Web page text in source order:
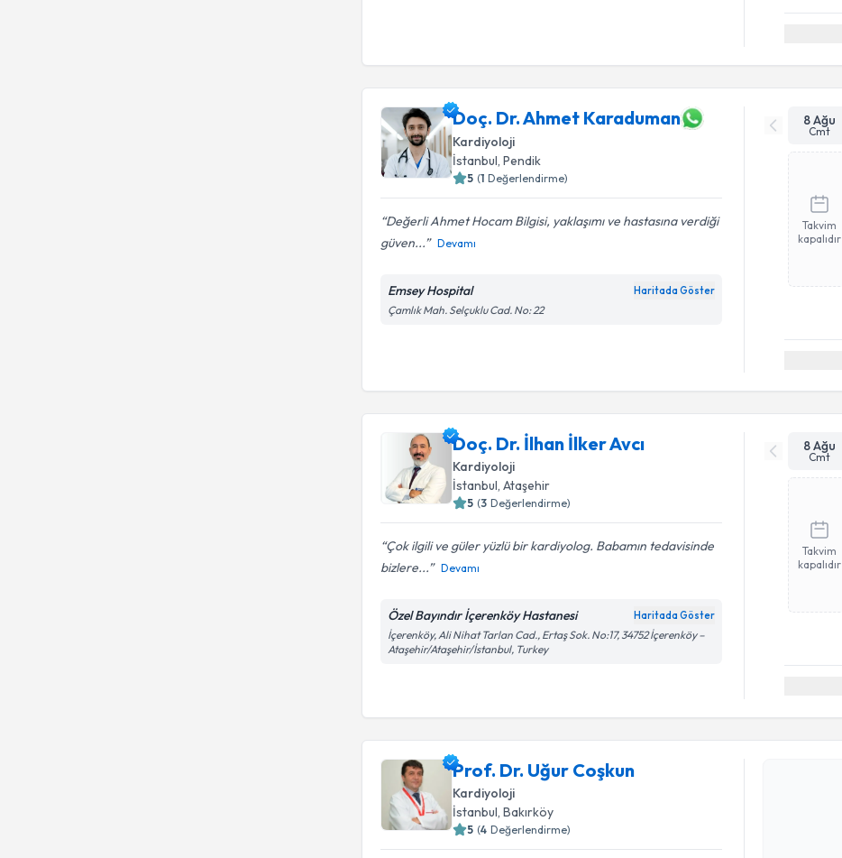
Doç. Dr. Ahmet Karaduman
Kardiyoloji
İstanbul , Pendik
5 (1 Değerlendirme)
Değerli Ahmet Hocam Bilgisi, yaklaşımı ve hastasına verdiği
güven...
Devamı
Emsey Hospital Haritada Göster
Çamlık Mah. Selçuklu Cad. No: 22
8 Ağu
Cmt
Takvim
kapalıdır
Doç. Dr. İlhan İlker Avcı
Kardiyoloji
İstanbul, Ataşehir
5 (3 Değerlendirme)
Çok ilgili ve güler yüzlü bir kardiyolog. Babamın tedavisinde
bizlere...
Devamı
Özel Bayındır İçerenköy Hastanesi Haritada Göster
İçerenköy, Ali Nihat Tarlan Cad., Ertaş Sok. No:17, 34752 İçerenköy –
Ataşehir/Ataşehir/İstanbul, Turkey
8 Ağu
Cmt
Takvim
kapalıdır
Prof. Dr. Uğur Coşkun
Kardiyoloji
İstanbul , Bakırköy
5 (4 Değerlendirme)